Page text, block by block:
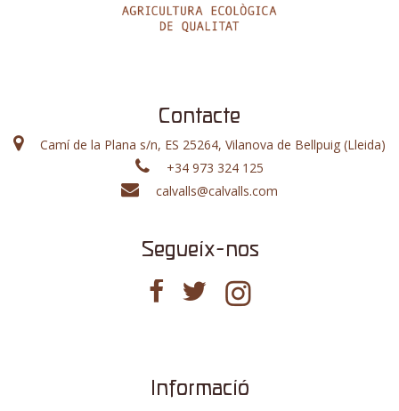
Contacte
Camí de la Plana s/n, ES 25264, Vilanova de Bellpuig (Lleida)
+34 973 324 125
calvalls@calvalls.com
Segueix-nos
Informació